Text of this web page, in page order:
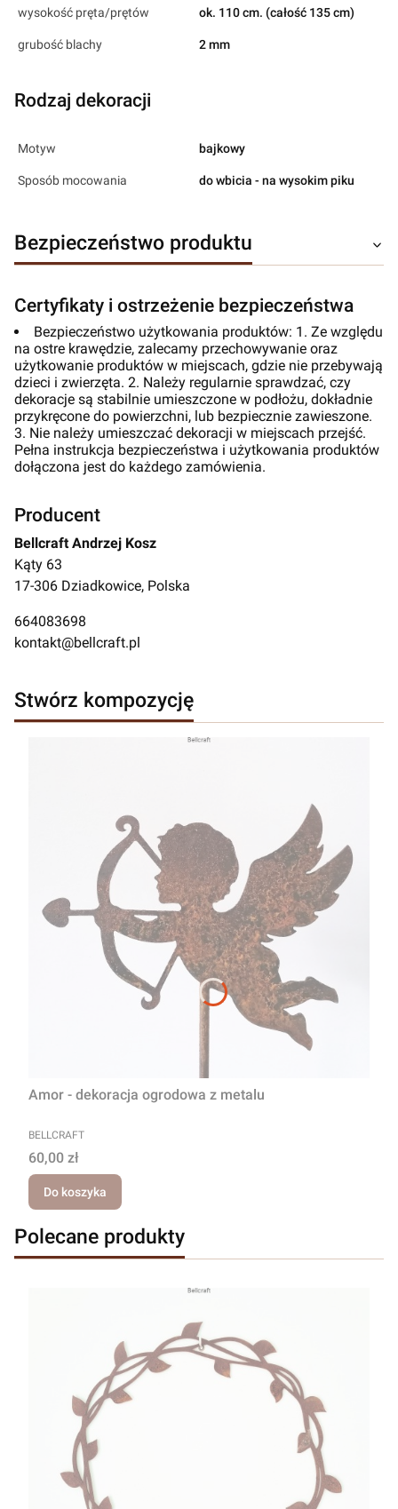
wysokość pręta/prętów ok. 110 cm. (całość 135 cm)
grubość blachy 2 mm
Rodzaj dekoracji
Motyw bajkowy
Sposób mocowania do wbicia - na wysokim piku
Bezpieczeństwo produktu
Certyfikaty i ostrzeżenie bezpieczeństwa
Bezpieczeństwo użytkowania produktów: 1. Ze względu
na ostre krawędzie, zalecamy przechowywanie oraz
użytkowanie produktów w miejscach, gdzie nie przebywają
dzieci i zwierzęta. 2. Należy regularnie sprawdzać, czy
dekoracje są stabilnie umieszczone w podłożu, dokładnie
przykręcone do powierzchni, lub bezpiecznie zawieszone.
3. Nie należy umieszczać dekoracji w miejscach przejść.
Pełna instrukcja bezpieczeństwa i użytkowania produktów
dołączona jest do każdego zamówienia.
Producent
Bellcraft Andrzej Kosz
Kąty 63
17-306 Dziadkowice, Polska
664083698
kontakt@bellcraft.pl
Stwórz kompozycję
Amor - dekoracja ogrodowa z metalu
PRODUCENT
BELLCRAFT
Cena
60,00 zł
Do koszyka
Polecane produkty